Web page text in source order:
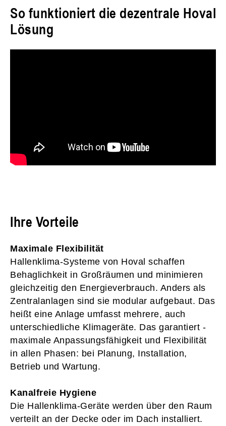
So funktioniert die dezentrale Hoval
Lösung
Ihre Vorteile
Maximale Flexibilität
Hallenklima-Systeme von Hoval schaffen
Behaglichkeit in Großräumen und minimieren
gleichzeitig den Energieverbrauch. Anders als
Zentralanlagen sind sie modular aufgebaut. Das
heißt eine ­Anlage umfasst mehrere, auch
unterschiedliche Klimageräte. Das garantiert ­
maximale ­Anpassungsfähigkeit und Flexibilität
in allen Phasen: bei Planung, Installation,
Betrieb und ­Wartung.
Kanalfreie Hygiene
Die Hallenklima-Geräte werden über den Raum
verteilt an der Decke oder im Dach installiert.